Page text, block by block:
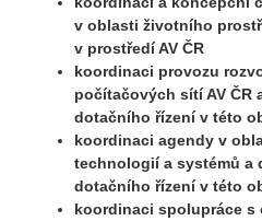
v oblasti životního
v prostředí AV ČR
koordinaci provozu
počítačových sítí AV
dotačního řízení v této
koordinaci agendy v
technologií a systémů a
dotačního řízení v této
koordinaci spolupráce s